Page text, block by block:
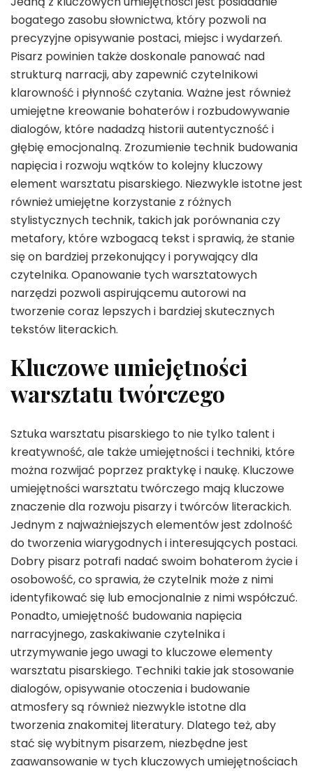
bogatego zasobu słownictwa, który pozwoli na
precyzyjne opisywanie postaci, miejsc i wydarzeń.
Pisarz powinien także doskonale panować nad
strukturą narracji, aby zapewnić czytelnikowi
klarowność i płynność czytania. Ważne jest również
umiejętne kreowanie bohaterów i rozbudowywanie
dialogów, które nadadzą historii autentyczność i
głębię emocjonalną. Zrozumienie technik budowania
napięcia i rozwoju wątków to kolejny kluczowy
element warsztatu pisarskiego. Niezwykle istotne jest
również umiejętne korzystanie z różnych
stylistycznych technik, takich jak porównania czy
metafory, które wzbogacą tekst i sprawią, że stanie
się on bardziej przekonujący i porywający dla
czytelnika. Opanowanie tych warsztatowych
narzędzi pozwoli aspirującemu autorowi na
tworzenie coraz lepszych i bardziej skutecznych
tekstów literackich.
Kluczowe umiejętności
warsztatu twórczego
Sztuka warsztatu pisarskiego to nie tylko talent i
kreatywność, ale także umiejętności i techniki, które
można rozwijać poprzez praktykę i naukę. Kluczowe
umiejętności warsztatu twórczego mają kluczowe
znaczenie dla rozwoju pisarzy i twórców literackich.
Jednym z najważniejszych elementów jest zdolność
do tworzenia wiarygodnych i interesujących postaci.
Dobry pisarz potrafi nadać swoim bohaterom życie i
osobowość, co sprawia, że czytelnik może z nimi
identyfikować się lub emocjonalnie z nimi współczuć.
Ponadto, umiejętność budowania napięcia
narracyjnego, zaskakiwanie czytelnika i
utrzymywanie jego uwagi to kluczowe elementy
warsztatu pisarskiego. Techniki takie jak stosowanie
dialogów, opisywanie otoczenia i budowanie
atmosfery są również niezwykle istotne dla
tworzenia znakomitej literatury. Dlatego też, aby
stać się wybitnym pisarzem, niezbędne jest
zaawansowanie w tych kluczowych umiejętnościach